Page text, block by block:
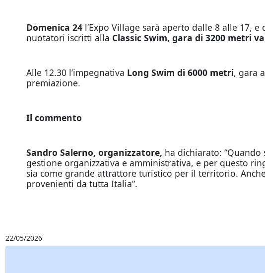
Domenica 24l’Expo Village sarà aperto dalle 8 alle 17,
nuotatori iscritti alla Classic Swim, gara di 3200 metri
Alle 12.30 l’impegnativa Long Swim di 6000 metri, gara
premiazione.
Il commento
Sandro Salerno, organizzatore, ha dichiarato:
gestione organizzativa e amministrativa, e per questo
sia come grande attrattore turistico per il territorio.
provenienti da tutta Italia”.
22/05/2026